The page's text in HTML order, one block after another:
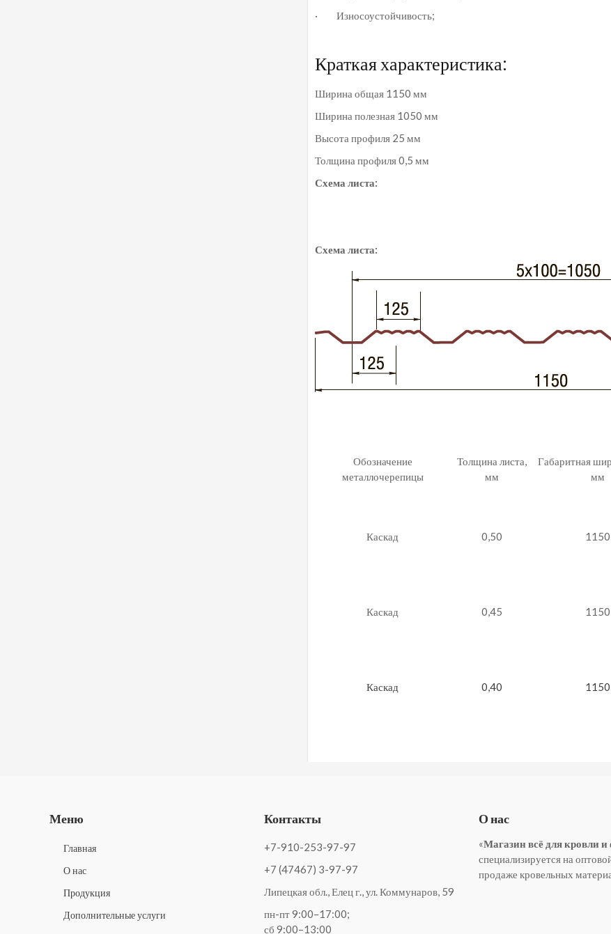
· Износоустойчивость;
Краткая характеристика:
Ширина общая 1150 мм
Ширина полезная 1050 мм
Высота профиля 25 мм
Толщина профиля 0,5 мм
Схема листа:
Схема листа:
Обозначение
металлочерепицы
Толщина листа,
мм
Габаритная
мм
Каскад 0,50 1150
Каскад 0,45 1150
Каскад 0,40 1150
Меню
Главная
О нас
Продукция
Дополнительные услуги
Контакты
+7-910-253-97-97
+7 (47467) 3-97-97
Липецкая обл., Елец г., ул. Коммунаров, 59
пн-пт 9:00–17:00;
сб 9:00–13:00
О нас
«Магазин всё для кровли и
специализируется на
продаже кровельных